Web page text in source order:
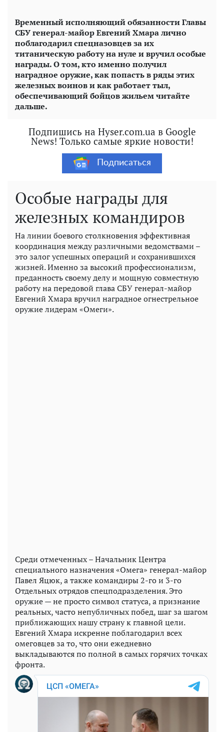
Временный исполняющий обязанности Главы
СБУ генерал-майор Евгений Хмара лично
поблагодарил спецназовцев за их
титаническую работу на нуле и вручил особые
награды. О том, кто именно получил
наградное оружие, как попасть в ряды этих
железных воинов и как работает тыл,
обеспечивающий бойцов жильем читайте
дальше.
Подпишись на Hyser.com.ua в Google
News! Только самые яркие новости!
Подписаться
Особые награды для
железных командиров
На линии боевого столкновения эффективная
координация между различными ведомствами –
это залог успешных операций и сохранившихся
жизней. Именно за высокий профессионализм,
преданность своему делу и мощную совместную
работу на передовой глава СБУ генерал-майор
Евгений Хмара вручил наградное огнестрельное
оружие лидерам «Омеги».
Среди отмеченных – Начальник Центра
специального назначения «Омега» генерал-майор
Павел Яцюк, а также командиры 2-го и 3-го
Отдельных отрядов спецподразделения. Это
оружие — не просто символ статуса, а признание
реальных, часто непубличных побед, шаг за шагом
приближающих нашу страну к главной цели.
Евгений Хмара искренне поблагодарил всех
омеговцев за то, что они ежедневно
выкладываются по полной в самых горячих точках
фронта.